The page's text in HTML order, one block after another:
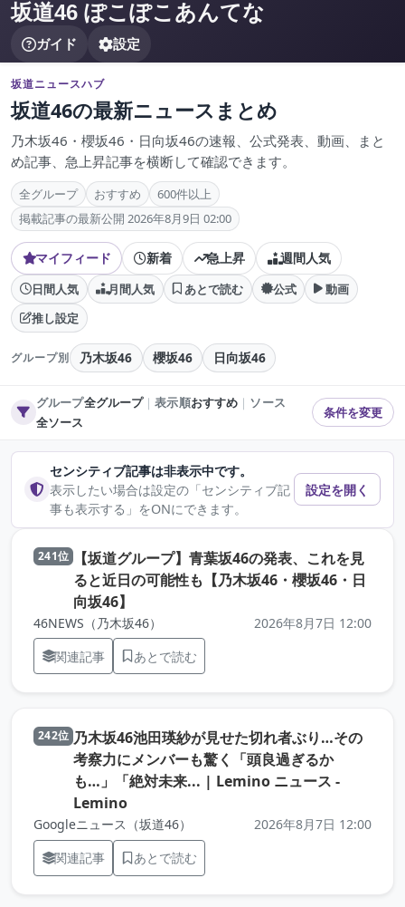
坂道46 ぽこぽこあんてな
ガイド 設定
坂道ニュースハブ
坂道46の最新ニュースまとめ
乃木坂46・櫻坂46・日向坂46の速報、公式発表、動画、まと
め記事、急上昇記事を横断して確認できます。
全グループ おすすめ
600件以上
掲載記事の最新公開 2026年8月9日 02:00
マイフィード 新着 急上昇 週間人気
日間人気 月間人気 あとで読む 公式
動画
推し設定
グループ別 乃木坂46 櫻坂46 日向坂46
グループ全グループ｜表示順おすすめ ｜ ソース
全ソース
条件を変更
センシティブ記事は非表示中です。
表示したい場合は設定の「センシティブ記
事も表示する」をONにできます。
設定を開く
241位
【坂道グループ】青葉坂46の発表、これを見
ると近日の可能性も【乃木坂46・櫻坂46・日
向坂46】
46NEWS（乃木坂46）
2026年8月7日 12:00
関連記事
あとで読む
242位 乃木坂46池田瑛紗が見せた切れ者ぶり…その
考察力にメンバーも驚く「頭良過ぎるか
も…」「絶対未来... | Lemino ニュース -
Lemino（元記事を新しいタブで開きます）
Googleニュース（坂道46）
2026年8月7日 12:00
関連記事
あとで読む